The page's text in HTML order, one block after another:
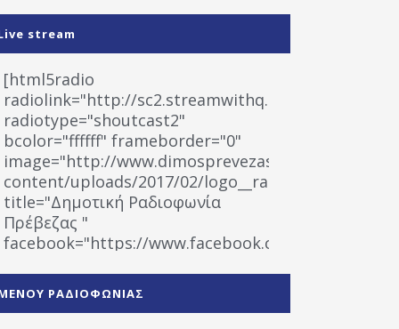
stream
[html5radio
radiolink="http://sc2.streamwithq.com:8028/
radiotype="shoutcast2"
bcolor="ffffff" frameborder="0"
image="http://www.dimosprevezas.gr/wp-
content/uploads/2017/02/logo__radiofonias.jpg"
title="Δημοτική Ραδιοφωνία
Πρέβεζας "
facebook="https://www.facebook.com/
1531194763766854/" artist="" ]
ΡΑΔΙΟΦΩΝΙΑΣ